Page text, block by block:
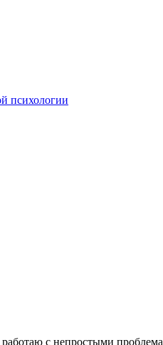
психологии
работаю с непростыми